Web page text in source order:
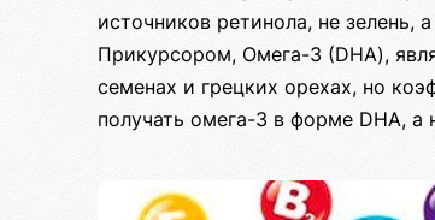
источников ретинола, не зелень,
Прикурсором, Омега-3 (DHA),
семенах и грецких орехах, но
получать омега-3 в форме DHA, а